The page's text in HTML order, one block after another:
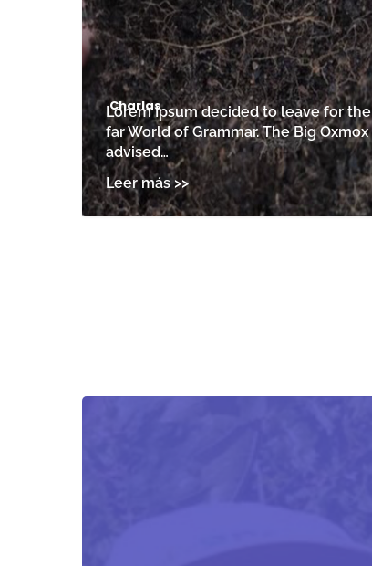
Charlas
Lorem Ipsum decided to leave for the
far World of Grammar. The Big Oxmox
advised…